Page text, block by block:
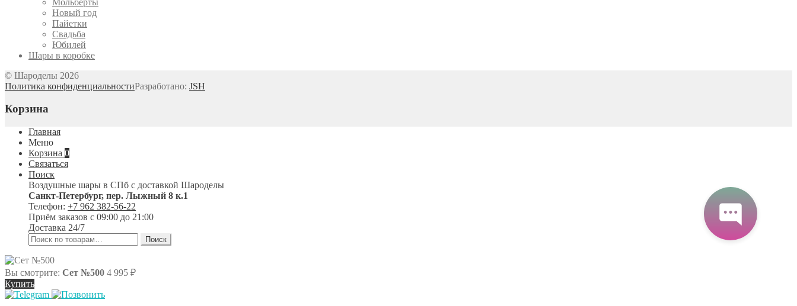
Новый год
Пайетки
Свадьба
Юбилей
Шары в коробке
© Шароделы 2026
Политика конфиденциальностиРазработано: JSH
Корзина
Главная
Меню
Корзина 0
Связаться
Поиск
Воздушные шары в СПб с доставкой Шароделы
Санкт-Петербург, пер. Лыжный 8 к.1
Телефон: +7 962 382-56-22
Приём заказов с 09:00 до 21:00
Доставка 24/7
Искать:
Поиск
Вы смотрите: Сет №500 4 995 ₽
Купить